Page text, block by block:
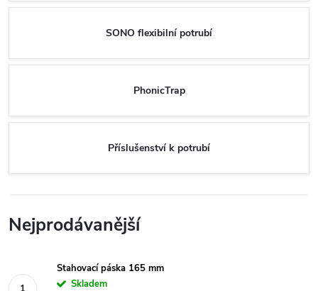
SONO flexibilní potrubí
PhonicTrap
Příslušenství k potrubí
Nejprodávanější
Stahovací páska 165 mm
Skladem